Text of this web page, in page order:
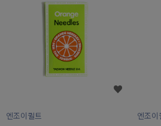
엔조이퀼트
엔조이